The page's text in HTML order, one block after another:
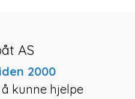
AS
2000
kunne hjelpe